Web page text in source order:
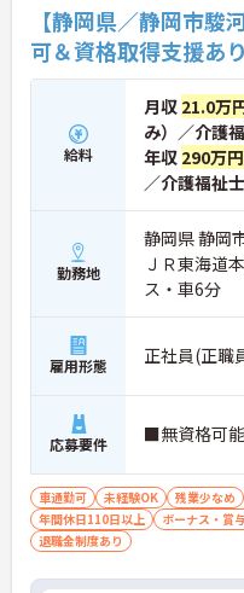
【静岡県／静岡市
可＆資格取得支援あ
給料
月収 21.0万
み）／介護
年収 290万
／介護福祉士
勤務地
静岡県 静岡
ＪＲ東海道
ス・車6分
雇用形態 正社員(正職
応募要件 ■無資格可
車通勤可 未経験OK 残業少なめ
年間休日110日以上
ボーナス・賞
退職金制度あり